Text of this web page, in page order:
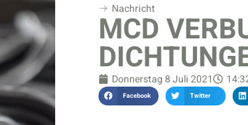
Nachricht
MCD
Donnerstag 8 Juli 2021
Facebook Twitter